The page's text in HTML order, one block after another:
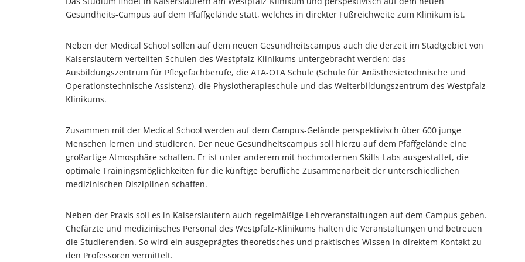
Gesundheits-Campus auf dem Pfaffgelände statt, welches in direkter Fußreichweite zum Klinikum ist.
Neben der Medical School sollen auf dem neuen Gesundheitscampus auch die derzeit im Stadtgebiet von
Kaiserslautern verteilten Schulen des Westpfalz-Klinikums untergebracht werden: das
Ausbildungszentrum für Pflegefachberufe, die ATA-OTA Schule (Schule für Anästhesietechnische und
Operationstechnische Assistenz), die Physiotherapieschule und das Weiterbildungszentrum des Westpfalz-
Klinikums.
Zusammen mit der Medical School werden auf dem Campus-Gelände perspektivisch über 600 junge
Menschen lernen und studieren. Der neue Gesundheitscampus soll hierzu auf dem Pfaffgelände eine
großartige Atmosphäre schaffen. Er ist unter anderem mit hochmodernen Skills-Labs ausgestattet, die
optimale Trainingsmöglichkeiten für die künftige berufliche Zusammenarbeit der unterschiedlichen
medizinischen Disziplinen schaffen.
Neben der Praxis soll es in Kaiserslautern auch regelmäßige Lehrveranstaltungen auf dem Campus geben.
Chefärzte und medizinisches Personal des Westpfalz-Klinikums halten die Veranstaltungen und betreuen
die Studierenden. So wird ein ausgeprägtes theoretisches und praktisches Wissen in direktem Kontakt zu
den Professoren vermittelt.